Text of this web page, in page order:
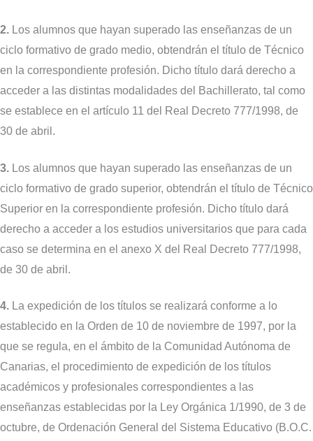
2. Los alumnos que hayan superado las enseñanzas de un
ciclo formativo de grado medio, obtendrán el título de Técnico
en la correspondiente profesión. Dicho título dará derecho a
acceder a las distintas modalidades del Bachillerato, tal como
se establece en el artículo 11 del Real Decreto 777/1998, de
30 de abril.
3. Los alumnos que hayan superado las enseñanzas de un
ciclo formativo de grado superior, obtendrán el título de Técnico
Superior en la correspondiente profesión. Dicho título dará
derecho a acceder a los estudios universitarios que para cada
caso se determina en el anexo X del Real Decreto 777/1998,
de 30 de abril.
4. La expedición de los títulos se realizará conforme a lo
establecido en la Orden de 10 de noviembre de 1997, por la
que se regula, en el ámbito de la Comunidad Autónoma de
Canarias, el procedimiento de expedición de los títulos
académicos y profesionales correspondientes a las
enseñanzas establecidas por la Ley Orgánica 1/1990, de 3 de
octubre, de Ordenación General del Sistema Educativo (B.O.C.